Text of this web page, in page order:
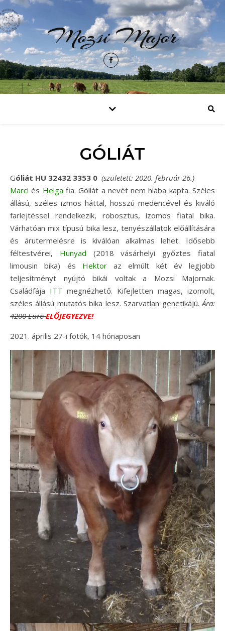
Mozsi Major
GÓLIÁT
Góliát HU 32432 3353 0 (született: 2020. február 26.)
Marciés Helga fia. Góliát a nevét nem hiába kapta. Széles
állású, széles izmos háttal, hosszú medencével és kiváló
farlejtéssel rendelkezik, robosztus, izomos fiatal bika.
Várhatóan mix típusú bika lesz, tenyészállatok előállítására
és árutermelésre is kiválóan alkalmas lehet. Idősebb
féltestvérei, Hunyad (2018 vásárhelyi győztes fiatal
limousin bika) és Hektoraz elmúlt két év legjobb
teljesítményt nyújtó bikái voltak a Mozsi Majornak.
Családfája ITT megnézhető. Kifejletten magas, izomolt,
széles állású mutatós bika lesz. Szarvatlan genetikájú.Ára:
4200 EuroELŐJEGYEZVE!
2021. április 27-i fotók, 14 hónaposan